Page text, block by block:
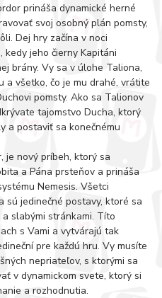
prináša dynamické herné
svoj osobný plán pomsty,
Dej hry začína v noci
jeho čierny Kapitáni
brány. Vy sa v úlohe Taliona,
a všetko, čo je mu drahé, vrátite
pomsty. Ako sa Talionov
tajomstvo Ducha, ktorý
a postaviť sa konečnému
je nový príbeh, ktorý sa
a Pána prsteňov a prináša
Nemesis. Všetci
sú jedinečné postavy, ktoré sa
slabými stránkami. Títo
s Vami a vytvárajú tak
pre každú hru. Vy musíte
nepriateľov, s ktorými sa
v dynamickom svete, ktorý si
a rozhodnutia.